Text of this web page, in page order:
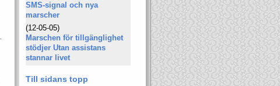
SMS-signal och nya
marscher
(12-05-05)
Marschen för tillgänglighet
stödjer Utan assistans
stannar livet
Till sidans topp